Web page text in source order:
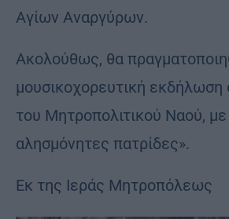
Αγίων Αναργύρων.
Ακολούθως, θα
μουσικοχορευτική εκδήλωση
του Μητροπολιτικού Ναού,
αλησμόνητες πατρίδες».
Εκ της Ιεράς Μητροπόλεως